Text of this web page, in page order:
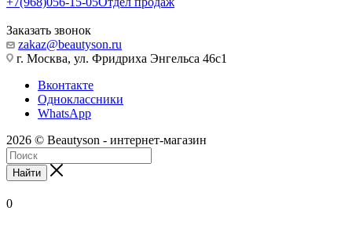
Заказать звонок
zakaz@beautyson.ru
г. Москва, ул. Фридриха Энгельса 46с1
Вконтакте
Одноклассники
WhatsApp
2026 © Beautyson - интернет-магазин
Найти
0